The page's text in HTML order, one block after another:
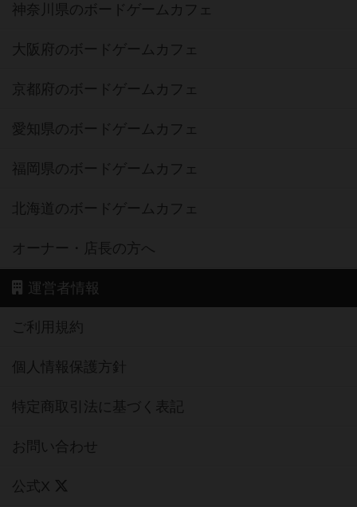
神奈川県のボードゲームカフェ
大阪府のボードゲームカフェ
京都府のボードゲームカフェ
愛知県のボードゲームカフェ
福岡県のボードゲームカフェ
北海道のボードゲームカフェ
オーナー・店長の方へ
運営者情報
ご利用規約
個人情報保護方針
特定商取引法に基づく表記
お問い合わせ
公式X